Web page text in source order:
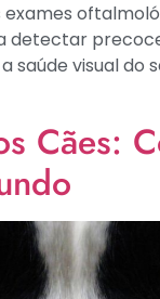
exames
detectar
saúde visual do
Cães: